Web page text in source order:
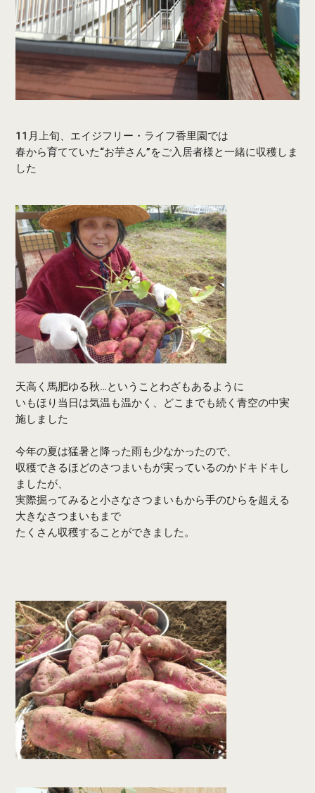
11月上旬、エイジフリー・ライフ香里園では
春から育てていた“お芋さん”をご入居者様と一緒に収穫しま
した
天高く馬肥ゆる秋…ということわざもあるように
いもほり当日は気温も温かく、どこまでも続く青空の中実
施しました
今年の夏は猛暑と降った雨も少なかったので、
収穫できるほどのさつまいもが実っているのかドキドキし
ましたが、
実際掘ってみると小さなさつまいもから手のひらを超える
大きなさつまいもまで
たくさん収穫することができました。